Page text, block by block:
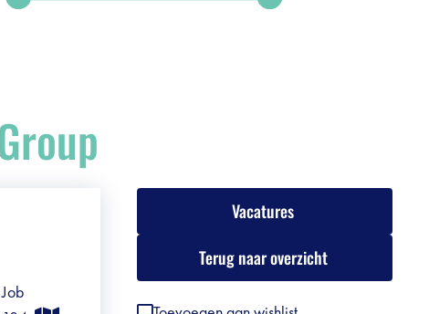
Vacatures
Terug naar overzicht